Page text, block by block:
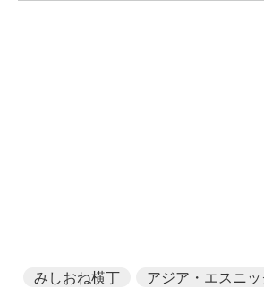
みしおね横丁
アジア・エスニッ